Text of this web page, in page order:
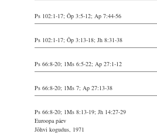
Ps 102:1-17; Õp 3:5-12; Ap 7:44-56
Ps 102:1-17; Õp 3:13-18; Jh 8:31-38
Ps 66:8-20; 1Ms 6:5-22; Ap 27:1-12
Ps 66:8-20; 1Ms 7; Ap 27:13-38
Ps 66:8-20; 1Ms 8:13-19; Jh 14:27-29
Euroopa päev
Jõhvi kogudus, 1971